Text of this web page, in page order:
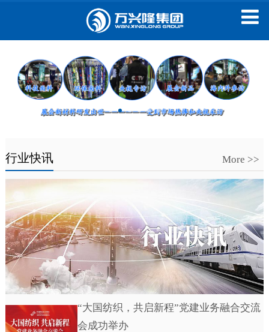
行业快讯 More >>
“大国纺织，共启新程”党建业务融合交流
会成功举办